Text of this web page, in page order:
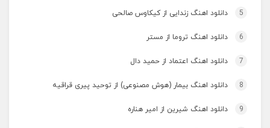
5 دانلود اهنگ زندایی از کیکاوس صالحی
6 دانلود اهنگ تروما از مستر
7 دانلود اهنگ اعتماد از حمید دال
8 دانلود اهنگ بیمار (هوش مصنوعی) از توحید پیری قراقیه
9 دانلود اهنگ شیرین از امیر هناره